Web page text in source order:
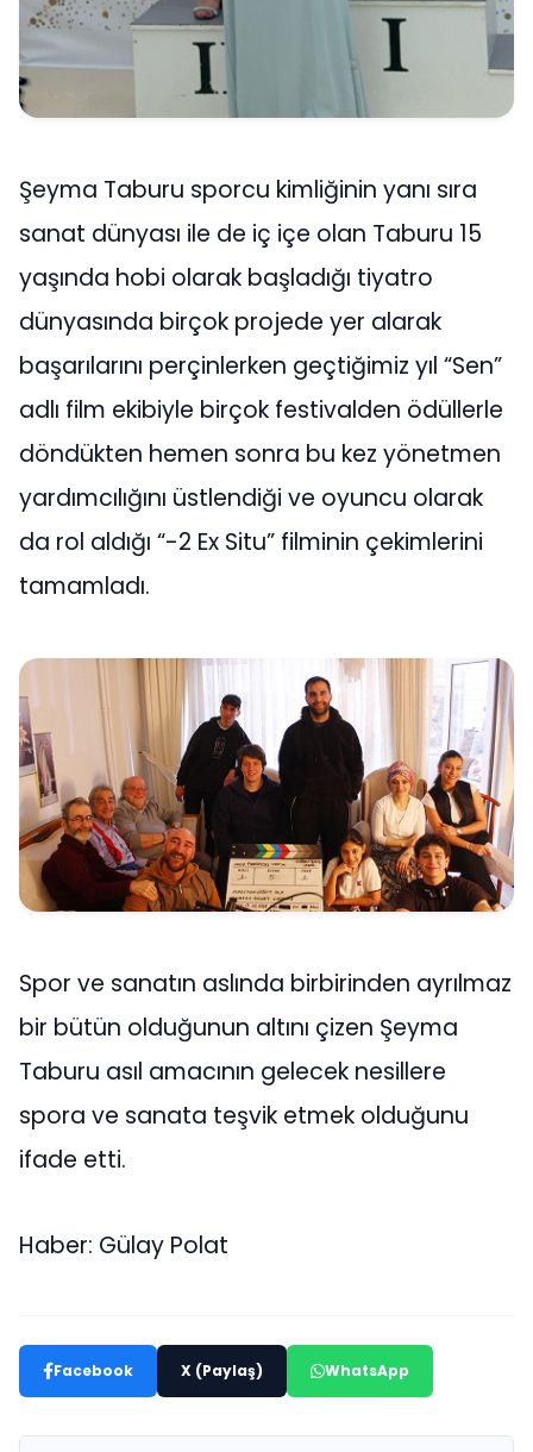
Şeyma Taburu sporcu kimliğinin yanı sıra
sanat dünyası ile de iç içe olan Taburu 15
yaşında hobi olarak başladığı tiyatro
dünyasında birçok projede yer alarak
başarılarını perçinlerken geçtiğimiz yıl “Sen”
adlı film ekibiyle birçok festivalden ödüllerle
döndükten hemen sonra bu kez yönetmen
yardımcılığını üstlendiği ve oyuncu olarak
da rol aldığı “-2 Ex Situ” filminin çekimlerini
tamamladı.
Spor ve sanatın aslında birbirinden ayrılmaz
bir bütün olduğunun altını çizen Şeyma
Taburu asıl amacının gelecek nesillere
spora ve sanata teşvik etmek olduğunu
ifade etti.
Haber: Gülay Polat
Facebook X (Paylaş) WhatsApp